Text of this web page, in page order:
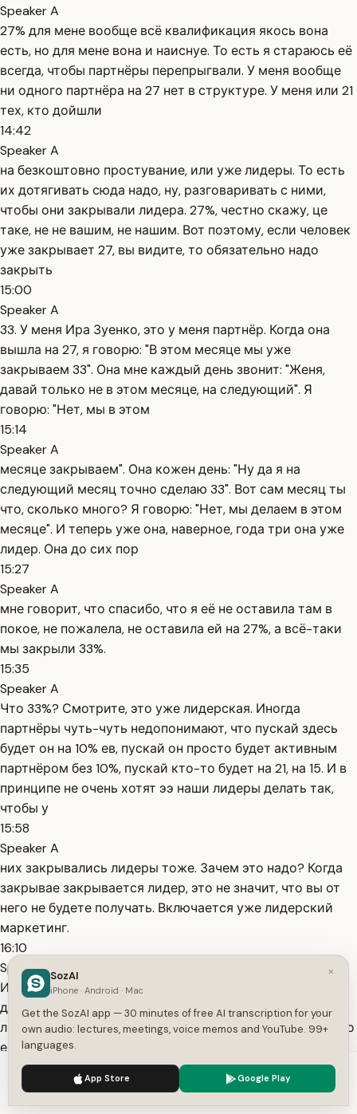
Speaker A
27% для мене вообще всё квалификация якось вона
есть, но для мене вона и наиснуе. То есть я стараюсь её
всегда, чтобы партнёры перепрыгвали. У меня вообще
ни одного партнёра на 27 нет в структуре. У меня или 21
тех, кто дойшли
14:42
Speaker A
на безкоштовно простувание, или уже лидеры. То есть
их дотягивать сюда надо, ну, разговаривать с ними,
чтобы они закрывали лидера. 27%, честно скажу, це
таке, не не вашим, не нашим. Вот поэтому, если человек
уже закрывает 27, вы видите, то обязательно надо
закрыть
15:00
Speaker A
33. У меня Ира Зуенко, это у меня партнёр. Когда она
вышла на 27, я говорю: "В этом месяце мы уже
закрываем 33". Она мне каждый день звонит: "Женя,
давай только не в этом месяце, на следующий". Я
говорю: "Нет, мы в этом
15:14
Speaker A
месяце закрываем". Она кожен день: "Ну да я на
следующий месяц точно сделаю 33". Вот сам месяц ты
что, сколько много? Я говорю: "Нет, мы делаем в этом
месяце". И теперь уже она, наверное, года три она уже
лидер. Она до сих пор
15:27
Speaker A
мне говорит, что спасибо, что я её не оставила там в
покое, не пожалела, не оставила ей на 27%, а всё-таки
мы закрыли 33%.
15:35
Speaker A
Что 33%? Смотрите, это уже лидерская. Иногда
партнёры чуть-чуть недопонимают, что пускай здесь
будет он на 10% ев, пускай он просто будет активным
партнёром без 10%, пускай кто-то будет на 21, на 15. И в
принципе не очень хотят ээ наши лидеры делать так,
чтобы у
15:58
Speaker A
них закрывались лидеры тоже. Зачем это надо? Когда
закрывае закрывается лидер, это не значит, что вы от
него не будете получать. Включается уже лидерский
маркетинг.
16:10
Speaker A
И, ээ, все вы, наверное, табличку уже знаете. Вот когда
до бронзы у нас 7 6, да, вы получаете три линии от
лидеров, ээ, бронза получает 8 63, ну и так далее, да? То
есть мы все лидеры, которые у вас закрываются, если
мы тут
16:28
Speaker A
We use cookies to enhance your experience.
×
SozAI
iPhone · Android · Mac
Get the SozAI app — 30 minutes of free AI transcription for your
own audio: lectures, meetings, voice memos and YouTube. 99+
languages.
App Store Google Play